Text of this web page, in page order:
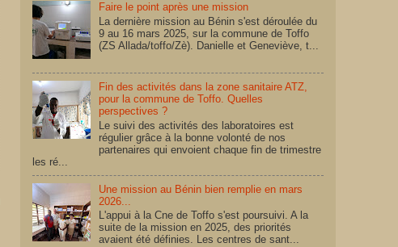
Faire le point après une mission
La dernière mission au Bénin s'est déroulée du
9 au 16 mars 2025, sur la commune de Toffo
(ZS Allada/toffo/Zè). Danielle et Geneviève, t...
Fin des activités dans la zone sanitaire ATZ,
pour la commune de Toffo. Quelles
perspectives ?
Le suivi des activités des laboratoires est
régulier grâce à la bonne volonté de nos
partenaires qui envoient chaque fin de trimestre
les ré...
Une mission au Bénin bien remplie en mars
2026...
L'appui à la Cne de Toffo s'est poursuivi. A la
suite de la mission en 2025, des priorités
avaient été définies. Les centres de sant...